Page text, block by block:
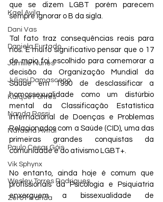
Kael Avila
Dani Vas
Daniela Furtado
Jamille Nunes
Juliani Damasceno
Kaique Fontes
Nanda Rossi
Natasha Avital
Paulo Cesar Góis
Vik Sphynx
Wesley Torres Rodrigues
Zero Miranda
que se dizem LGBT porém parecem
sempre ignorar o B da sigla.
Tal fato traz consequências reais para
nós. É muito significativo pensar que o 17
de maio foi escolhido para comemorar a
decisão da Organização Mundial da
Saúde em 1990 de desclassificar a
homossexualidade como um distúrbio
mental da Classificação Estatística
Internacional de Doenças e Problemas
Relacionados com a Saúde (CID), uma das
primeiras grandes conquistas da
comunidade e do ativismo LGBT+.
No entanto, ainda hoje é comum que
profissionais da Psicologia e Psiquiatria
enxerguem a bissexualidade de